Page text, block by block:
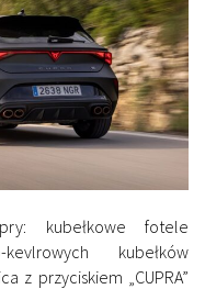
kubełkowe fotele
kubełków
z przyciskiem „CUPRA”